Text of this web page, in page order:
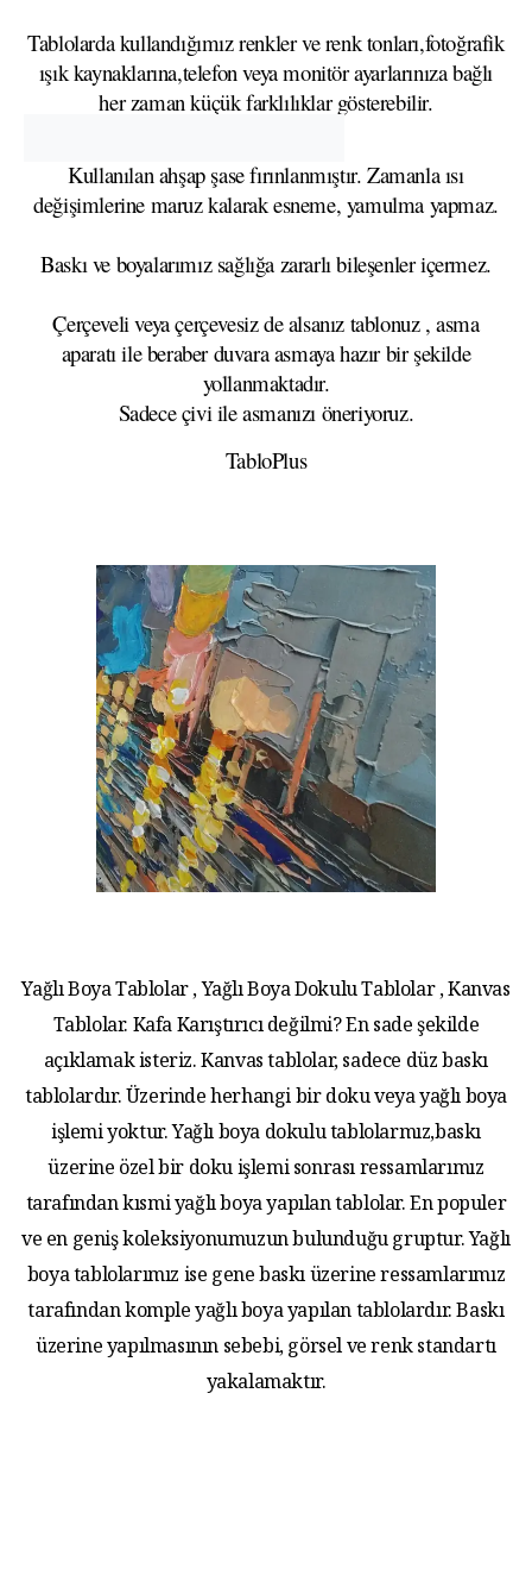
Tablolarda kullandığımız renkler ve renk tonları,fotoğrafik
ışık kaynaklarına,telefon veya monitör ayarlarınıza bağlı
her zaman küçük farklılıklar gösterebilir.
Kullanılan ahşap şase fırınlanmıştır. Zamanla ısı
değişimlerine maruz kalarak esneme, yamulma yapmaz.
Baskı ve boyalarımız sağlığa zararlı bileşenler içermez.
Çerçeveli veya çerçevesiz de alsanız tablonuz , asma
aparatı ile beraber duvara asmaya hazır bir şekilde
yollanmaktadır.
Sadece çivi ile asmanızı öneriyoruz.
TabloPlus
Yağlı Boya Tablolar , Yağlı Boya Dokulu Tablolar , Kanvas
Tablolar. Kafa Karıştırıcı değilmi? En sade şekilde
açıklamak isteriz. Kanvas tablolar, sadece düz baskı
tablolardır. Üzerinde herhangi bir doku veya yağlı boya
işlemi yoktur. Yağlı boya dokulu tablolarmız,baskı
üzerine özel bir doku işlemi sonrası ressamlarımız
tarafından kısmi yağlı boya yapılan tablolar. En populer
ve en geniş koleksiyonumuzun bulunduğu gruptur. Yağlı
boya tablolarımız ise gene baskı üzerine ressamlarımız
tarafından komple yağlı boya yapılan tablolardır. Baskı
üzerine yapılmasının sebebi, görsel ve renk standartı
yakalamaktır.